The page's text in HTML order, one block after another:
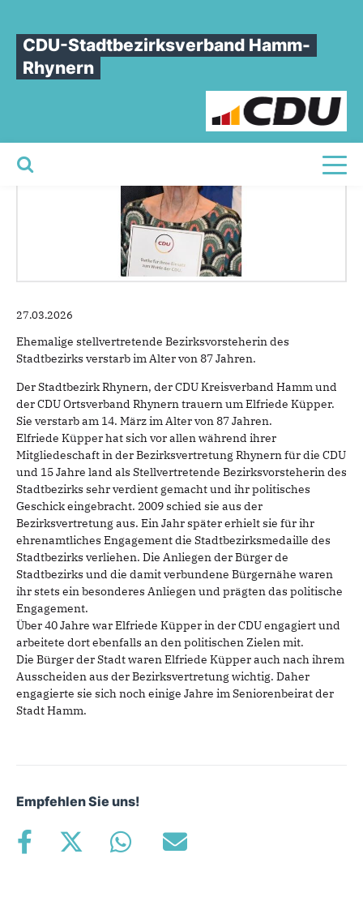
CDU-Stadtbezirksverband Hamm-
Rhynern
Sie sind hier
TrauerumElfriedeKüpper
27.03.2026
Ehemalige stellvertretende Bezirksvorsteherin des
Stadtbezirks verstarb im Alter von 87 Jahren.
Der Stadtbezirk Rhynern, der CDU Kreisverband Hamm und
der CDU Ortsverband Rhynern trauern um Elfriede Küpper.
Sie verstarb am 14. März im Alter von 87 Jahren.
Elfriede Küpper hat sich vor allen während ihrer
Mitgliedeschaft in der Bezirksvertretung Rhynern für die CDU
und 15 Jahre land als Stellvertretende Bezirksvorsteherin des
Stadtbezirks sehr verdient gemacht und ihr politisches
Geschick eingebracht. 2009 schied sie aus der
Bezirksvertretung aus. Ein Jahr später erhielt sie für ihr
ehrenamtliches Engagement die Stadtbezirksmedaille des
Stadtbezirks verliehen. Die Anliegen der Bürger de
Stadtbezirks und die damit verbundene Bürgernähe waren
ihr stets ein besonderes Anliegen und prägten das politische
Engagement.
Über 40 Jahre war Elfriede Küpper in der CDU engagiert und
arbeitete dort ebenfalls an den politischen Zielen mit.
Die Bürger der Stadt waren Elfriede Küpper auch nach ihrem
Ausscheiden aus der Bezirksvertretung wichtig. Daher
engagierte sie sich noch einige Jahre im Seniorenbeirat der
Stadt Hamm.
Empfehlen Sie uns!